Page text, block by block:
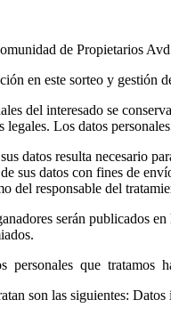
de Propietarios
en este sorteo y gestión
del interesado se
legales. Los datos
datos resulta necesario
sus datos con fines de
del responsable del
serán publicados
personales que tratamos
son las siguientes: